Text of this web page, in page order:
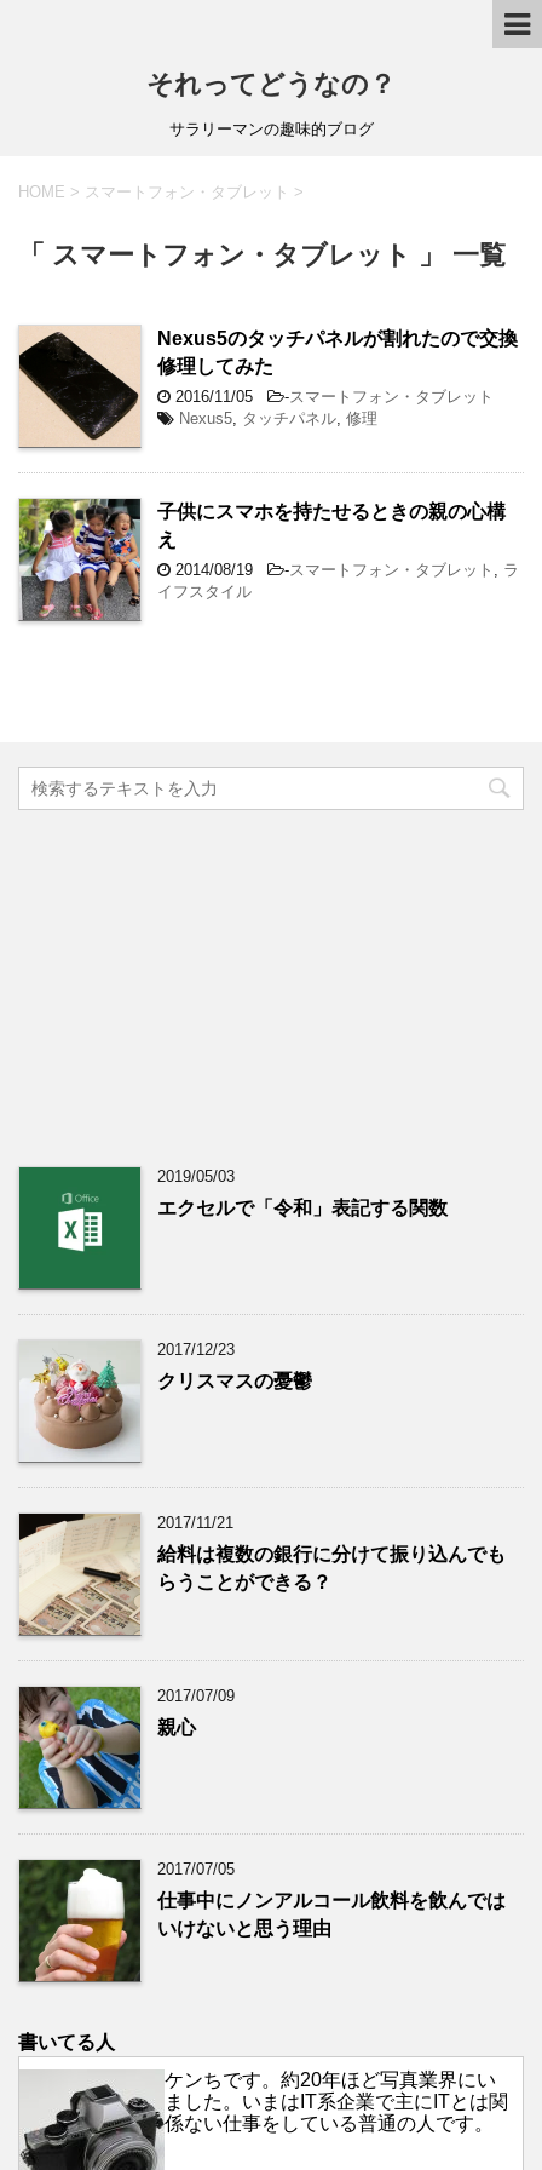
それってどうなの？
サラリーマンの趣味的ブログ
HOME > スマートフォン・タブレット >
「 スマートフォン・タブレット 」 一覧
Nexus5のタッチパネルが割れたので交換
修理してみた
2016/11/05 -スマートフォン・タブレット
Nexus5
タッチパネル 修理
子供にスマホを持たせるときの親の心構
え
2014/08/19 -スマートフォン・タブレット
ラ
イフスタイル
2019/05/03
エクセルで「令和」表記する関数
2017/12/23
クリスマスの憂鬱
2017/11/21
給料は複数の銀行に分けて振り込んでも
らうことができる？
2017/07/09
親心
2017/07/05
仕事中にノンアルコール飲料を飲んでは
いけないと思う理由
書いてる人
ケンちです。約20年ほど写真業界にい
ました。いまはIT系企業で主にITとは関
係ない仕事をしている普通の人です。